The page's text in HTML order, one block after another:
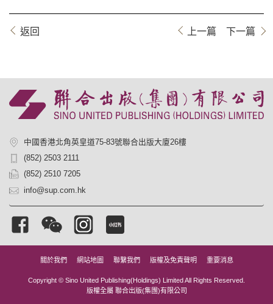
返回 上一篇 下一篇
中國香港北角英皇道75-83號聯合出版大廈26樓
(852) 2503 2111
(852) 2510 7205
info@sup.com.hk
關於我們 網站地圖 聯繫我們 版權及免責聲明 重要消息
Copyright © Sino United Publishing(Holdings) Limited All Rights Reserved.
版權全屬 聯合出版(集團)有限公司